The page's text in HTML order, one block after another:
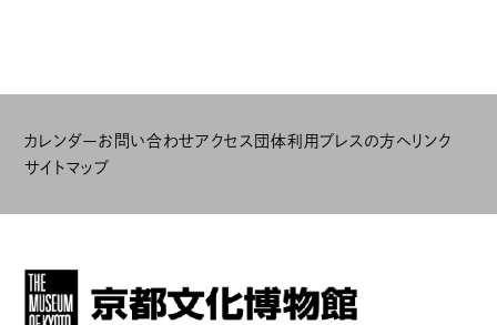
カレンダーお問い合わせアクセス 団体利用 プレスの方へリンク
サイトマップ